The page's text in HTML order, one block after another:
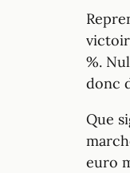
%.
donc
Que
euro